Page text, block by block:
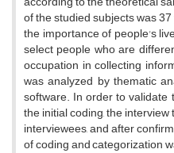
of the studied subjects was
the importance of people's
select people who are
occupation in collecting
was analyzed by thematic
software. In order to
the initial coding, the
interviewees, and after
of coding and categorization